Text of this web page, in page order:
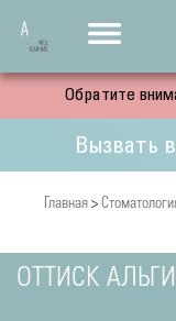
Обратите
Вызвать
Главная >
ОТТИСК